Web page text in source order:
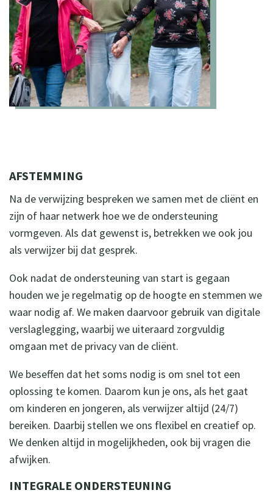
AFSTEMMING
Na de verwijzing bespreken we samen met de cliënt en
zijn of haar netwerk hoe we de ondersteuning
vormgeven. Als dat gewenst is, betrekken we ook jou
als verwijzer bij dat gesprek.
Ook nadat de ondersteuning van start is gegaan
houden we je regelmatig op de hoogte en stemmen we
waar nodig af. We maken daarvoor gebruik van digitale
verslaglegging, waarbij we uiteraard zorgvuldig
omgaan met de privacy van de cliënt.
We beseffen dat het soms nodig is om snel tot een
oplossing te komen. Daarom kun je ons, als het gaat
om kinderen en jongeren, als verwijzer altijd (24/7)
bereiken. Daarbij stellen we ons flexibel en creatief op.
We denken altijd in mogelijkheden, ook bij vragen die
afwijken.
INTEGRALE ONDERSTEUNING